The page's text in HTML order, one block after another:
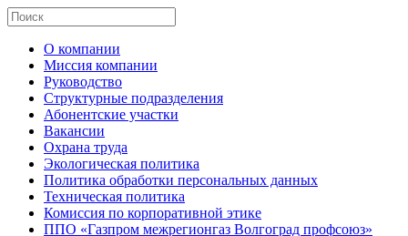
О компании
Миссия компании
Руководство
Структурные подразделения
Абонентские участки
Вакансии
Охрана труда
Экологическая политика
Политика обработки персональных данных
Техническая политика
Комиссия по корпоративной этике
ППО «Газпром межрегионгаз Волгоград профсоюз»